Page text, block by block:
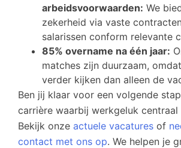
arbeidsvoorwaarden: We
zekerheid via vaste
salarissen conform relevante
85% overname na één jaar:
matches zijn duurzaam,
verder kijken dan alleen de
Ben jij klaar voor een volgende
carrière waarbij werkgeluk centraal
Bekijk onze actuele vacatures of
contact met ons op. We helpen je